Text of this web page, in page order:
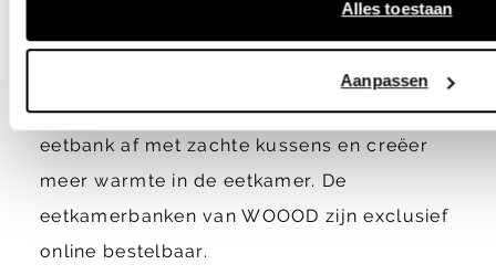
Alles toestaan
Aanpassen
speelse uitstraling aan de eetkamer. Handig
voor het indelen van kleinere ruimtes, maar
ook creëert u hiermee extra sfeer. Stijl de
eetbank af met zachte kussens en creëer
meer warmte in de eetkamer. De
eetkamerbanken van WOOOD zijn exclusief
online bestelbaar.